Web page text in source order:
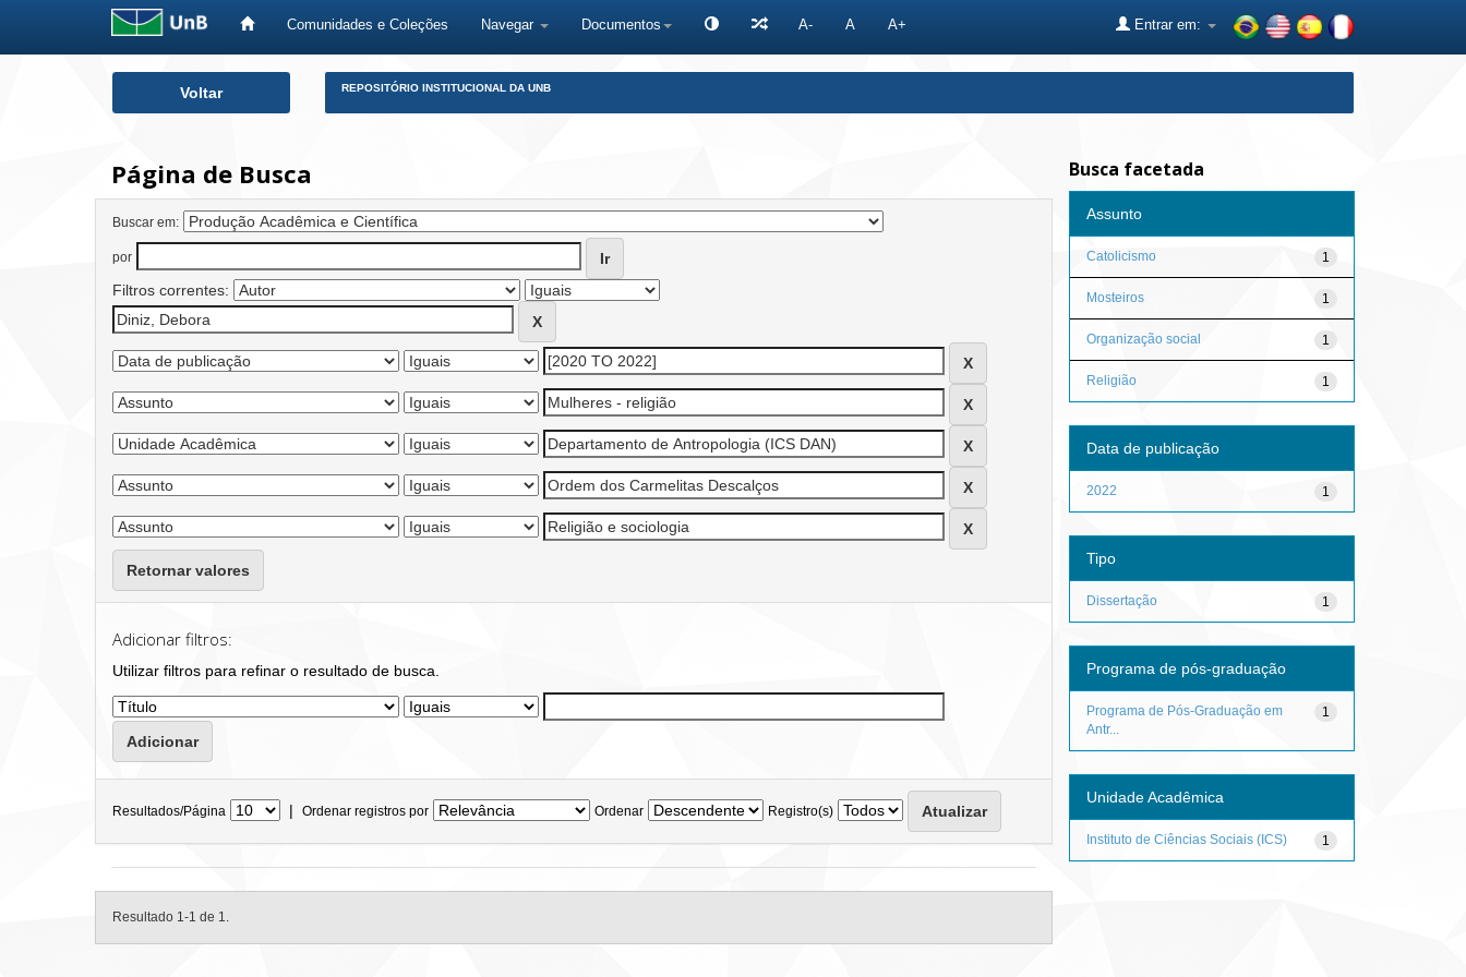
Comunidades e Coleções Navegar Documentos A- A A+ Entrar em:
Voltar REPOSITÓRIO INSTITUCIONAL DA UNB
Página de Busca
Buscar em:
por
Filtros correntes:
Retornar valores
Adicionar filtros:
Utilizar filtros para refinar o resultado de busca.
Resultados/Página | Ordenar registros por Ordenar Registro(s)
Resultado 1-1 de 1.
Busca facetada
Assunto
1
Catolicismo
1
Mosteiros
1
Organização social
1
Religião
Data de publicação
1
2022
Tipo
1
Dissertação
Programa de pós-graduação
1
Programa de Pós-Graduação em
Antr...
Unidade Acadêmica
1
Instituto de Ciências Sociais (ICS)